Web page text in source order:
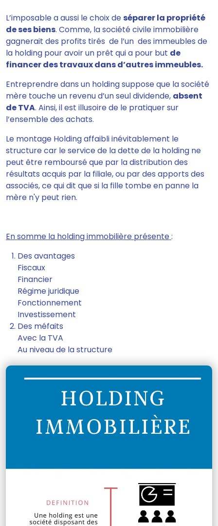
L’imposable a aussi le choix de séparer la propriété
de ses biens. Comme, la société civile immobilière
gagnerait des profits tirés de l’un des immeubles de
la holding pour avoir un prêt qui a pour but de
financer des travaux dans d’autres immeubles.
Entreprendre dans un holding suppose que la société
mère touche un revenu d’un seul dividende, absent
de TVA. Ainsi, il est illusoire de le pratiquer sur
l’ensemble des achats.
Le montage Holding affaibli inévitablement le
structure car le service de la dette de la holding ne
peut être remboursé que par la distribution des
résultats acquis par la filiale, ou par des apports des
associés, ce qui dit que si la fille tombe en panne la
mère n'y peut rien.
En somme la holding immobilière présente:
Des avantages
Fiscaux
Financier
Régime juridique
Fonctionnement
Investissement
Des méfaits
Avec la TVA
Au niveau de la structure